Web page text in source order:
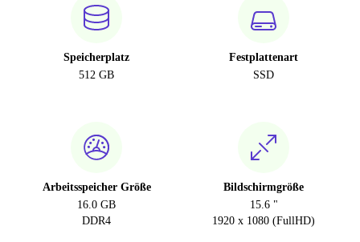
Speicherplatz
512 GB
Festplattenart
SSD
Arbeitsspeicher Größe
16.0 GB
DDR4
Bildschirmgröße
15.6 "
1920 x 1080 (FullHD)